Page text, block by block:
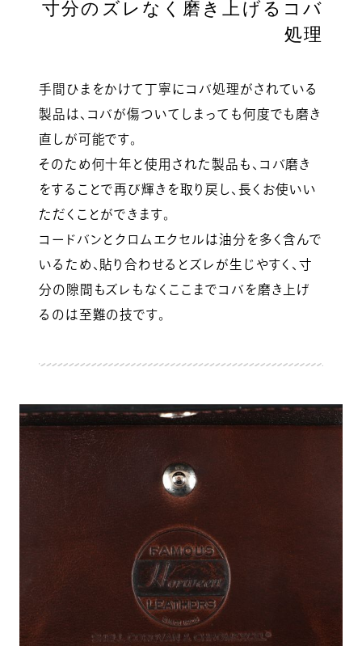
寸分のズレなく磨き上げるコバ
処理
手間ひまをかけて丁寧にコバ処理がされている
製品は、コバが傷ついてしまっても何度でも磨き
直しが可能です。
そのため何十年と使用された製品も、コバ磨き
をすることで再び輝きを取り戻し、長くお使いい
ただくことができます。
コードバンとクロムエクセルは油分を多く含んで
いるため、貼り合わせるとズレが生じやすく、寸
分の隙間もズレもなくここまでコバを磨き上げ
るのは至難の技です。